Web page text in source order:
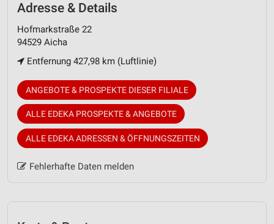
Adresse & Details
Hofmarkstraße 22
94529 Aicha
Entfernung 427,98 km (Luftlinie)
ANGEBOTE & PROSPEKTE DIESER FILIALE
ALLE EDEKA PROSPEKTE & ANGEBOTE
ALLE EDEKA ADRESSEN & ÖFFNUNGSZEITEN
Fehlerhafte Daten melden